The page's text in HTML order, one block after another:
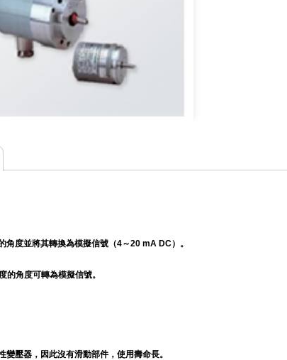
角度並將其轉換為模擬信號（4～20 mA DC）。
的角度可轉為模擬信號。
變壓器，因此沒有滑動部件，使用壽命長。